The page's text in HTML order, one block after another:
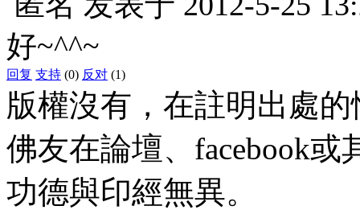
好~^^~
回复 支持 (0) 反对 (1)
版權沒有，在註明出處
佛友在論壇、facebook
功德與印經無異。